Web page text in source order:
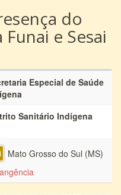
do
e Sesai
Especial de Saúde
Sanitário Indígena
Mato Grosso do Sul (MS)